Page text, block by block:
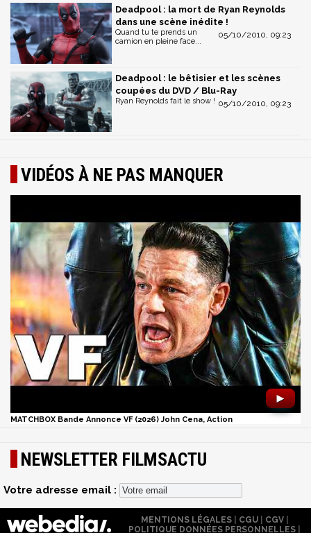
Deadpool : la mort de Ryan Reynolds
dans une scène inédite !
05/10/2010, 09:23
Quand tu te prends un
camion en pleine face...
Deadpool : le bêtisier et les scènes
coupées du DVD / Blu-Ray
05/10/2010, 09:23
Ryan Reynolds fait le show !
VIDÉOS À NE PAS MANQUER
►
MATCHBOX Bande Annonce VF (2026) John Cena, Action
NEWSLETTER FILMSACTU
Votre adresse email :
MENTIONS LÉGALES| CGU| CGV|
POLITIQUE DONNÉES PERSONNELLES